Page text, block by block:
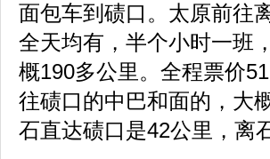
面包车到碛口。太原前往
全天均有，半个小时一班
概190多公里。全程票价
往碛口的中巴和面的，大
石直达碛口是42公里，离